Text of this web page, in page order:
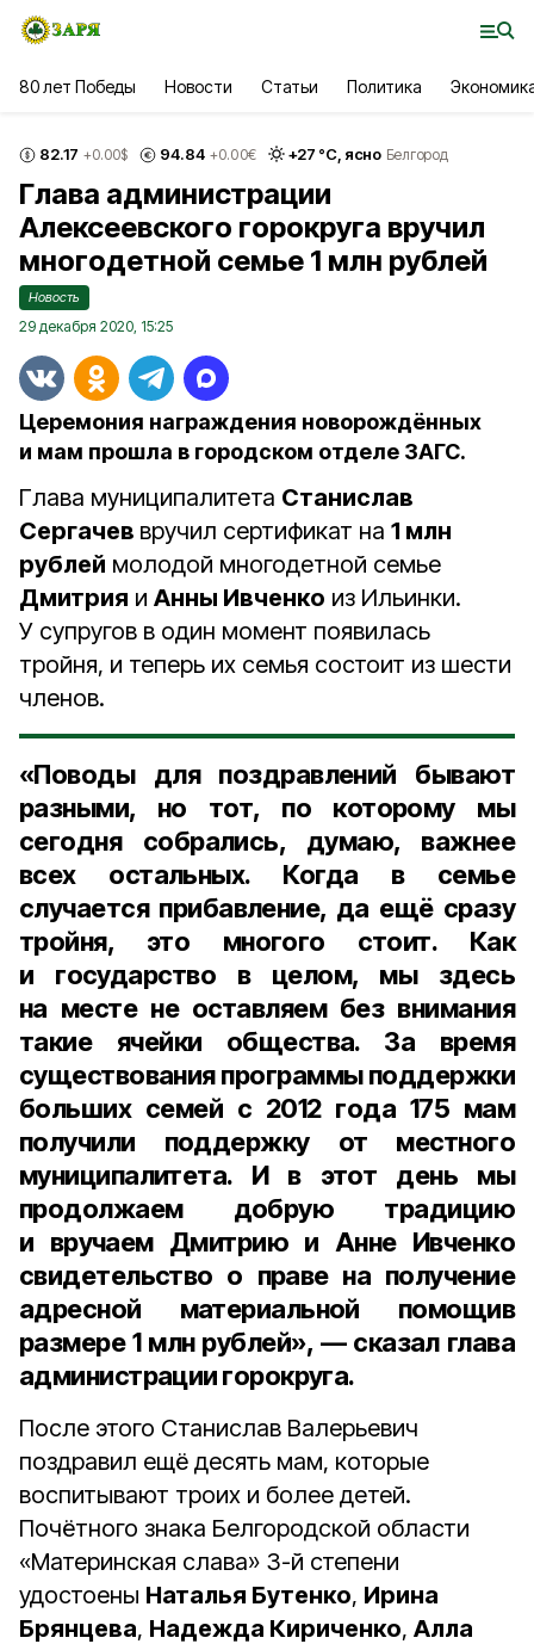
80 лет Победы Новости Статьи Политика
82.17 +0.00$ 94.84 +0.00€ +27 °С, ясно Белгород
Глава администрации
Алексеевского горокруга вручил
многодетной семье 1 млн рублей
Новость
29 декабря 2020, 15:25
Церемония награждения новорождённых
и мам прошла в городском отделе ЗАГС.
Глава муниципалитета Станислав
Сергачев вручил сертификат на 1 млн
рублей молодой многодетной семье
Дмитрия и Анны Ивченко из Ильинки.
У супругов в один момент появилась
тройня, и теперь их семья состоит из шести
членов.
«Поводы для поздравлений бывают
разными, но тот, по которому мы
сегодня собрались, думаю, важнее
всех остальных. Когда в семье
случается прибавление, да ещё сразу
тройня, это многого стоит. Как
и государство в целом, мы здесь
на месте не оставляем без внимания
такие ячейки общества. За время
существования программы поддержки
больших семей с 2012 года 175 мам
получили поддержку от местного
муниципалитета. И в этот день мы
продолжаем добрую традицию
и вручаем Дмитрию и Анне Ивченко
свидетельство о праве на получение
адресной материальной помощив
размере 1 млн рублей», — сказал глава
администрации горокруга.
После этого Станислав Валерьевич
поздравил ещё десять мам, которые
воспитывают троих и более детей.
Почётного знака Белгородской области
«Материнская слава» 3-й степени
удостоены Наталья Бутенко, Ирина
Брянцева, Надежда Кириченко, Алла